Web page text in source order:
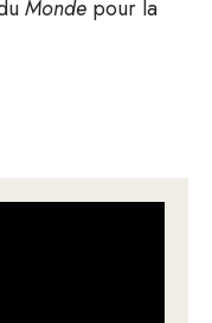
Monde pour la